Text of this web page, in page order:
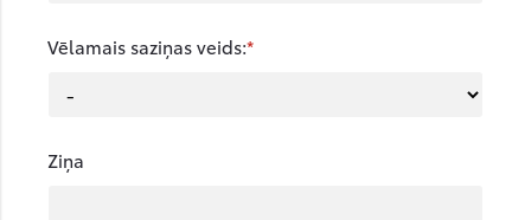
Vēlamais saziņas veids:
Ziņa